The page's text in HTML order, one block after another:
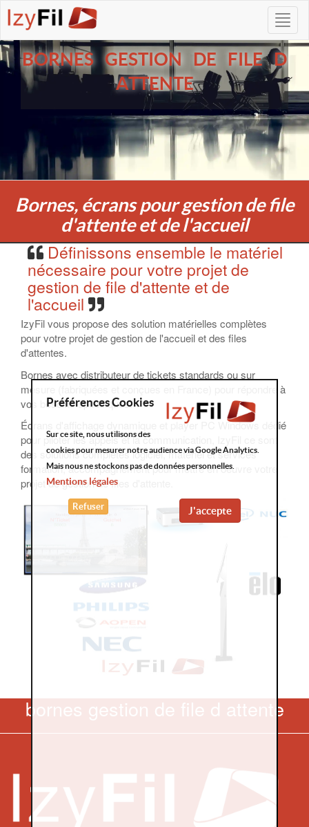
BORNES GESTION DE FILE D
ATTENTE
Bornes, écrans pour gestion de file
d'attente et de l'accueil
Définissons ensemble le matériel
nécessaire pour votre projet de
gestion de file d'attente et de
l'accueil
IzyFil vous propose des solution matérielles complètes
pour votre projet de gestion de l'accueil et des files
d'attentes.
Bornes avec distributeur de tickets standards ou sur
mesure (fabriquées et conçues en France) pour répondre à
vos besoins spécifiques.
Écrans d'affichage dynamique et player PC Windows dédié
pour piloter les appels et la communication, IzyFil ce sont
des solutions complètes logiciel, matériel et services
formation, accompagnement pour mettre en oeuvre votre
projet de gestion de files d'attente.
bornes gestion de file d attente
Préférences Cookies
Sur ce site, nous utilisons des
cookies pour mesurer notre audience via Google Analytics.
Mais nous ne stockons pas de données personnelles.
Mentions légales
J'accepte
Refuser